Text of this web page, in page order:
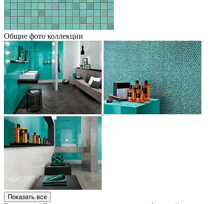
Общие фото коллекции
Показать все